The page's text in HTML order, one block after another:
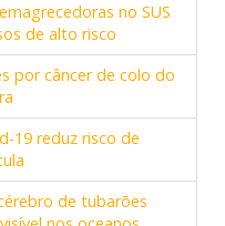
no SUS
de alto risco
por câncer de colo do
19 reduz risco de
de tubarões